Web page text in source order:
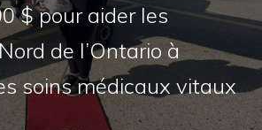
$ pour aider les
de l’Ontario à
soins médicaux vitaux